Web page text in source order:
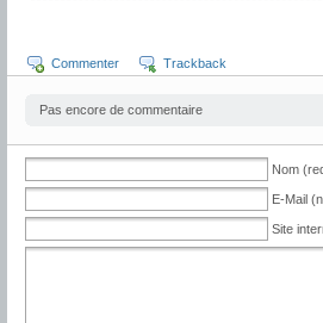
Commenter Trackback
Pas encore de commentaire
Nom
E-Mail
Site